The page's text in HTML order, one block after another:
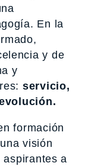
En la
y de
y
servicio,
formación
visión
aspirantes a